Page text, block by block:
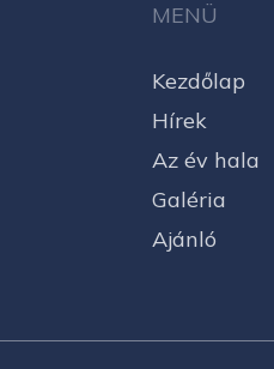
MENÜ
Kezdőlap
Hírek
Az év hala
Galéria
Ajánló